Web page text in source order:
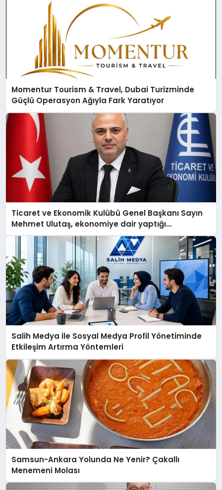
Momentur Tourism & Travel, Dubai Turizminde
Güçlü Operasyon Ağıyla Fark Yaratıyor
Ticaret ve Ekonomik Kulübü Genel Başkanı Sayın
Mehmet Ulutaş, ekonomiye dair yaptığı
açıklamada şunları kaydetti:
Salih Medya ile Sosyal Medya Profil Yönetiminde
Etkileşim Artırma Yöntemleri
Samsun-Ankara Yolunda Ne Yenir? Çakallı
Menemeni Molası